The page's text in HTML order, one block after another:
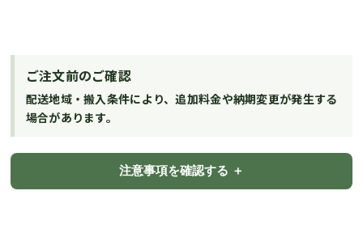
ご注文前のご確認
配送地域・搬入条件により、追加料金や納期変更が発生する
場合があります。
注意事項を確認する